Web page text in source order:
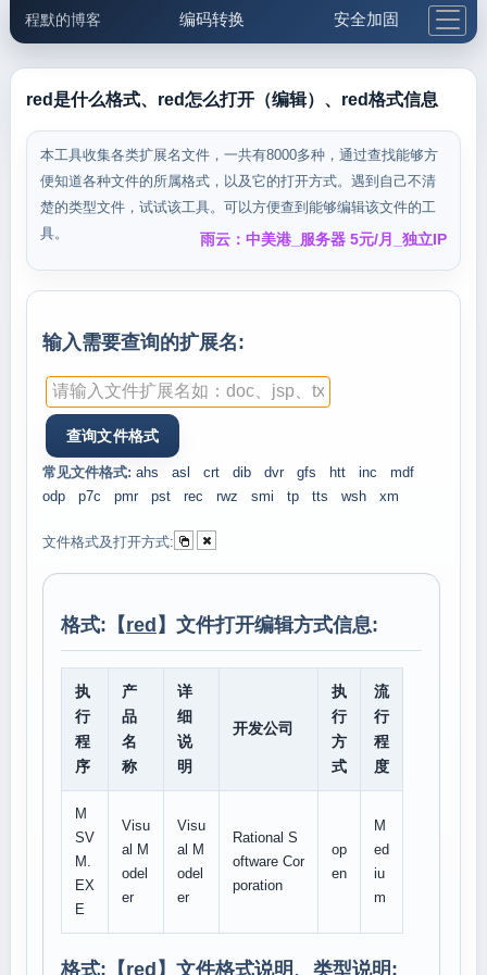
程默的博客 编码转换 安全加固
邮件工具 生活便民 更多工具
5.1支付宝大红包
red是什么格式、red怎么打开（编辑）、red格式信息
本工具收集各类扩展名文件，一共有8000多种，通过查找能够方
便知道各种文件的所属格式，以及它的打开方式。遇到自己不清
楚的类型文件，试试该工具。可以方便查到能够编辑该文件的工
具。
雨云：中美港_服务器 5元/月_独立IP
输入需要查询的扩展名:
常见文件格式: ahs asl crt dib dvr gfs htt inc
mdf
odp
p7c pmr pst rec rwz smi tp tts wsh xm
文件格式及打开方式:
格式:【red 】文件打开编辑方式信息:
执
行
程
序
产
品
名
称
详
细
说
明
开发公司
执
行
方
式
流
行
程
度
M
SV
M.
EX
E
Visu
al M
odel
er
Visu
al M
odel
er
Rational S
oftware Cor
poration
op
en
M
ed
iu
m
格式:【red 】文件格式说明、类型说明: